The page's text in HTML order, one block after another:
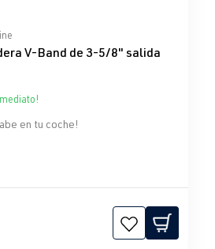
de 0 de 5 estrellas
V-Band de 3-5/8" salida
en tu coche!